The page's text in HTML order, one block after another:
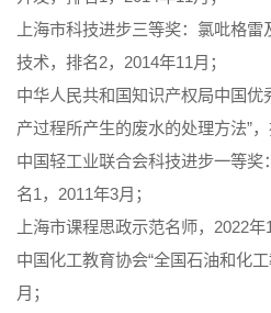
上海市科技进步三等奖：氯吡格
技术，排名2，2014年11月；
中华人民共和国知识产权局中国优
产过程所产生的废水的处理方法”，
中国轻工业联合会科技进步一等
名1，2011年3月；
上海市课程思政示范名师，2022年
中国化工教育协会“全国石油和化
月；